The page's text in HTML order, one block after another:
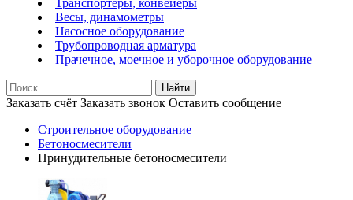
Транспортеры, конвейеры
Весы, динамометры
Насосное оборудование
Трубопроводная арматура
Прачечное, моечное и уборочное оборудование
Найти
Заказать счёт Заказать звонок Оставить сообщение
Строительное оборудование
Бетоносмесители
Принудительные бетоносмесители